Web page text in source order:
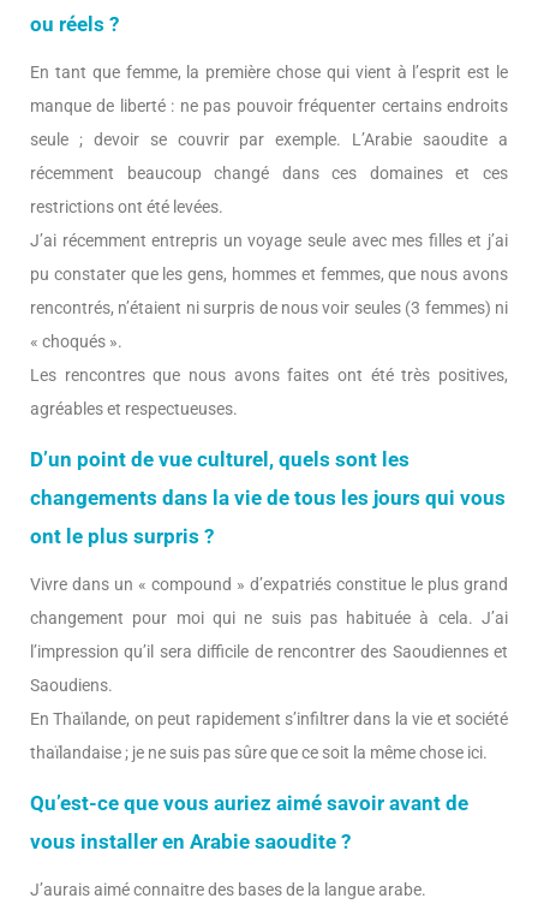
ou réels ?
En tant que femme, la première chose qui vient à l’esprit est le
manque de liberté : ne pas pouvoir fréquenter certains endroits
seule ; devoir se couvrir par exemple. L’Arabie saoudite a
récemment beaucoup changé dans ces domaines et ces
restrictions ont été levées.
J’ai récemment entrepris un voyage seule avec mes filles et j’ai
pu constater que les gens, hommes et femmes, que nous avons
rencontrés, n’étaient ni surpris de nous voir seules (3 femmes) ni
« choqués ».
Les rencontres que nous avons faites ont été très positives,
agréables et respectueuses.
D’un point de vue culturel, quels sont les
changements dans la vie de tous les jours qui vous
ont le plus surpris ?
Vivre dans un « compound » d’expatriés constitue le plus grand
changement pour moi qui ne suis pas habituée à cela. J’ai
l’impression qu’il sera difficile de rencontrer des Saoudiennes et
Saoudiens.
En Thaïlande, on peut rapidement s’infiltrer dans la vie et société
thaïlandaise ; je ne suis pas sûre que ce soit la même chose ici.
Qu’est-ce que vous auriez aimé savoir avant de
vous installer en Arabie saoudite ?
J’aurais aimé connaitre des bases de la langue arabe.